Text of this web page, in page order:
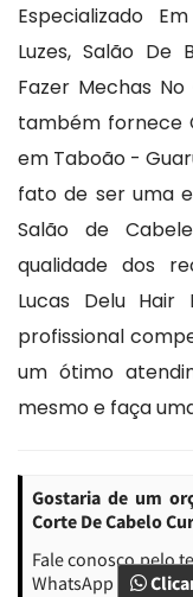
Especializado
Luzes, Salão De
Fazer Mechas
também fornece
em Taboão -
fato de ser uma
Salão de
qualidade dos
Lucas Delu
profissional
um ótimo
mesmo e faça
Gostaria de um
Corte De Cabelo
Fale conosco pelo
WhatsApp